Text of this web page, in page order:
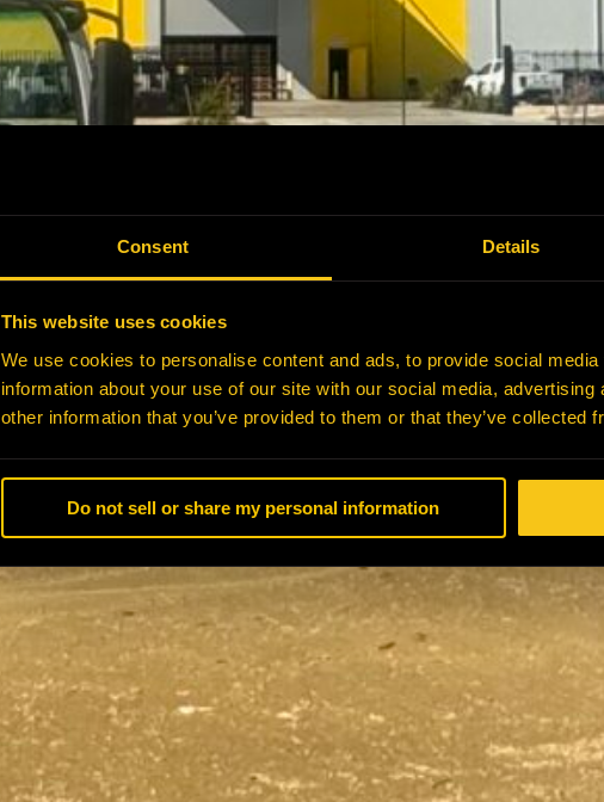
Consent Details
This website uses cookies
We use cookies to personalise content and ads, to provide social
information about your use of our site with our social media,
other information that you’ve provided to them or that they’ve collected
Do not sell or share my personal information